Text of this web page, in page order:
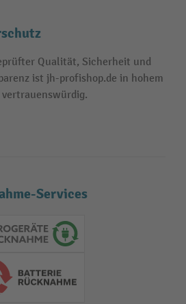
Qualität, Sicherheit und
ist jh-profishop.de in hohem
vertrauenswürdig.
Services
Rückname
Rückname